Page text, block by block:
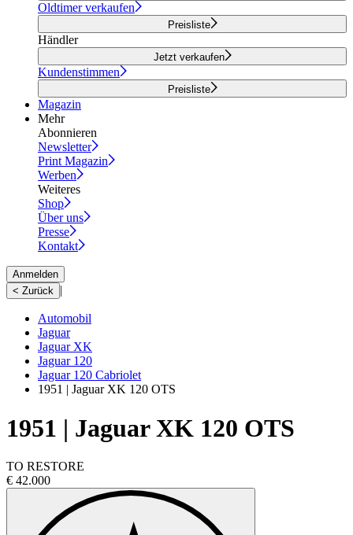
Oldtimer verkaufen
Preisliste
Händler
Jetzt verkaufen
Kundenstimmen
Preisliste
Magazin
Mehr
Abonnieren
Newsletter
Print Magazin
Werben
Weiteres
Shop
Über uns
Presse
Kontakt
Anmelden
< Zurück |
Automobil
Jaguar
Jaguar XK
Jaguar 120
Jaguar 120 Cabriolet
1951 | Jaguar XK 120 OTS
1951 | Jaguar XK 120 OTS
TO RESTORE
€ 42.000